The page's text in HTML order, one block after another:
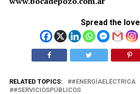
Spread the love
RELATED TOPICS:
#ENERGÍAELÉCTRICA
#SERVICIOSPÚBLICOS